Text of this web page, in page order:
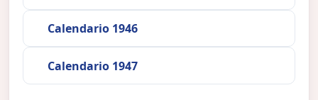
Calendario 1946
Calendario 1947